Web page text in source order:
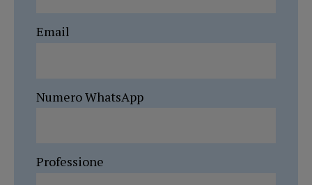
Email
Numero WhatsApp
Professione